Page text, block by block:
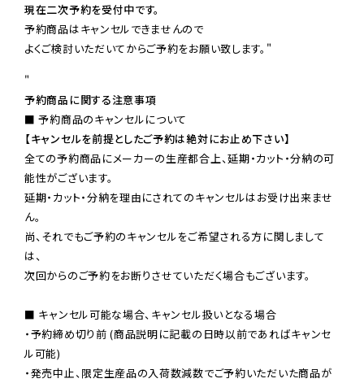
現在二次予約を受付中です。
予約商品はキャンセルできませんので
"
予約商品に関する注意事項
【キャンセルを前提としたご予約は絶対にお止め下さい】
全ての予約商品にメーカーの生産都合上、延期・カット・分納の可
能性がございます。
延期・カット・分納を理由にされてのキャンセルはお受け出来ませ
ん。
尚、それでもご予約のキャンセルをご希望される方に関しまして
は、
次回からのご予約をお断りさせていただく場合もございます。
■ キャンセル可能な場合、キャンセル扱いとなる場合
・予約締め切り前 (商品説明に記載の日時以前であればキャンセ
ル可能)
・発売中止、限定生産品の入荷数減数でご予約いただいた商品が